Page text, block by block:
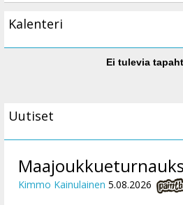
Kalenteri
Ei tulevia
Uutiset
Kimmo Kainulainen 5.08.2026